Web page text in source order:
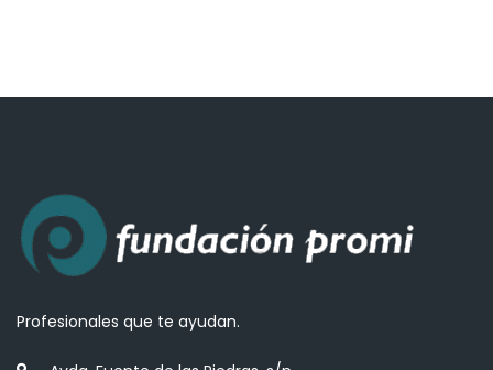
Profesionales que te ayudan.